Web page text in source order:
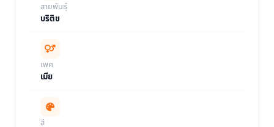
สายพันธุ์
บริติช
เพศ
เมีย
สี